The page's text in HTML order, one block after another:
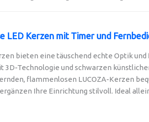
LED Kerzen mit Timer und
bieten eine täuschend echte Optik und
3D-Technologie und schwarzen
flammenlosen LUCOZA-Kerzen
Ihre Einrichtung stilvoll. Ideal